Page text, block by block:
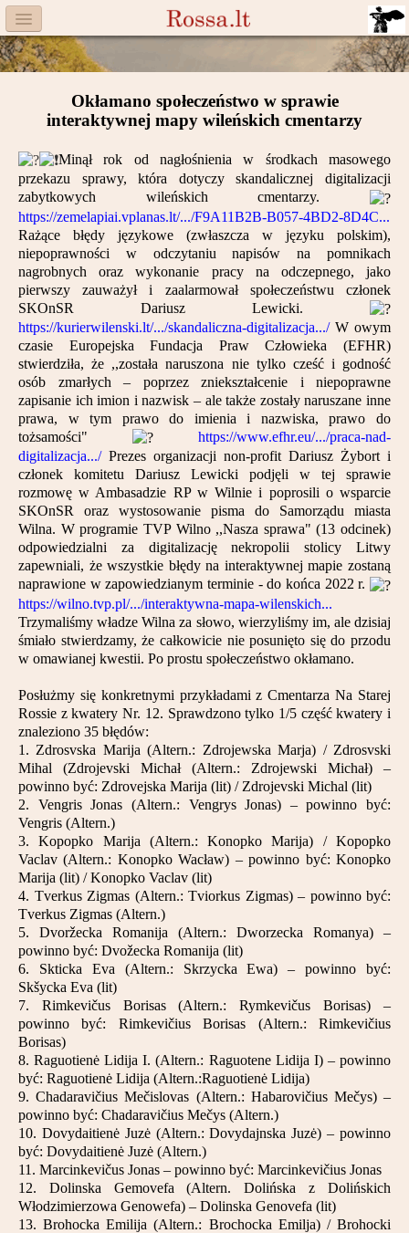
Menu
Facebook
Komitet
Aktualności
Książka
Moneta
Cegiełki
Rossa
Trasy
Darczyńcy
Partnerzy
Kontakt
Okłamano społeczeństwo w sprawie
interaktywnej mapy wileńskich cmentarzy
Minął rok od nagłośnienia w środkach masowego
przekazu sprawy, która dotyczy skandalicznej digitalizacji
zabytkowych wileńskich cmentarzy.
https://zemelapiai.vplanas.lt/.../F9A11B2B-B057-4BD2-8D4C...
Rażące błędy językowe (zwłaszcza w języku polskim),
niepoprawności w odczytaniu napisów na pomnikach
nagrobnych oraz wykonanie pracy na odczepnego, jako
pierwszy zauważył i zaalarmował społeczeństwu członek
SKOnSR Dariusz Lewicki.
https://kurierwilenski.lt/.../skandaliczna-digitalizacja.../W owym
czasie Europejska Fundacja Praw Człowieka (EFHR)
stwierdziła, że ,,została naruszona nie tylko cześć i godność
osób zmarłych – poprzez zniekształcenie i niepoprawne
zapisanie ich imion i nazwisk – ale także zostały naruszane inne
prawa, w tym prawo do imienia i nazwiska, prawo do
tożsamości"
https://www.efhr.eu/.../praca-nad-
digitalizacja.../Prezes organizacji non-profit Dariusz Żybort i
członek komitetu Dariusz Lewicki podjęli w tej sprawie
rozmowę w Ambasadzie RP w Wilnie i poprosili o wsparcie
SKOnSR oraz wystosowanie pisma do Samorządu miasta
Wilna. W programie TVP Wilno ,,Nasza sprawa" (13 odcinek)
odpowiedzialni za digitalizację nekropolii stolicy Litwy
zapewniali, że wszystkie błędy na interaktywnej mapie zostaną
naprawione w zapowiedzianym terminie - do końca 2022 r.
https://wilno.tvp.pl/.../interaktywna-mapa-wilenskich...
Trzymaliśmy władze Wilna za słowo, wierzyliśmy im, ale dzisiaj
śmiało stwierdzamy, że całkowicie nie posunięto się do przodu
w omawianej kwestii. Po prostu społeczeństwo okłamano.
Posłużmy się konkretnymi przykładami z Cmentarza Na Starej
Rossie z kwatery Nr. 12. Sprawdzono tylko 1/5 część kwatery i
znaleziono 35 błędów:
1. Zdrosvska Marija (Altern.: Zdrojewska Marja) / Zdrosvski
Mihal (Zdrojevski Michał (Altern.: Zdrojewski Michał) –
powinno być: Zdrovejska Marija (lit) / Zdrojevski Michal (lit)
2. Vengris Jonas (Altern.: Vengrys Jonas) – powinno być:
Vengris (Altern.)
3. Kopopko Marija (Altern.: Konopko Marija) / Kopopko
Vaclav (Altern.: Konopko Wacław) – powinno być: Konopko
Marija (lit) / Konopko Vaclav (lit)
4. Tverkus Zigmas (Altern.: Tviorkus Zigmas) – powinno być:
Tverkus Zigmas (Altern.)
5. Dvoržecka Romanija (Altern.: Dworzecka Romanya) –
powinno być: Dvožecka Romanija (lit)
6. Skticka Eva (Altern.: Skrzycka Ewa) – powinno być:
Skšycka Eva (lit)
7. Rimkevičus Borisas (Altern.: Rymkevičus Borisas) –
powinno być: Rimkevičius Borisas (Altern.: Rimkevičius
Borisas)
8. Raguotienė Lidija I. (Altern.: Raguotene Lidija I) – powinno
być: Raguotienė Lidija (Altern.:Raguotienė Lidija)
9. Chadaravičius Mečislovas (Altern.: Habarovičius Mečys) –
powinno być: Chadaravičius Mečys (Altern.)
10. Dovydaitienė Juzė (Altern.: Dovydajnska Juzė) – powinno
być: Dovydaitienė Juzė (Altern.)
11. Marcinkevičus Jonas – powinno być: Marcinkevičius Jonas
12. Dolinska Gemovefa (Altern. Dolińska z Dolińskich
Włodzimierzowa Genowefa) – Dolinska Genovefa (lit)
13. Brohocka Emilija (Altern.: Brochocka Emilja) / Brohocki